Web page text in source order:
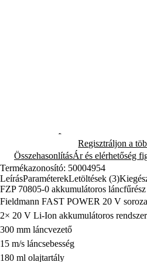
Regisztráljon a
ÖsszehasonlításÁr és elérhetőség
Termékazonosító: 50004954
LeírásParaméterekLetöltések (3)
FZP 70805-0 akkumulátoros
Fieldmann FAST POWER 20 V
2× 20 V Li-Ion akkumulátoros rendszer
300 mm láncvezető
15 m/s láncsebesség
180 ml olajtartály